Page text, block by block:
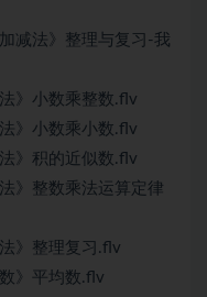
减法》整理与复习-我
》小数乘整数.flv
》小数乘小数.flv
》积的近似数.flv
》整数乘法运算定律
》整理复习.flv
》平均数.flv